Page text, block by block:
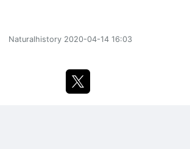
Naturalhistory 2020-04-14 16:03